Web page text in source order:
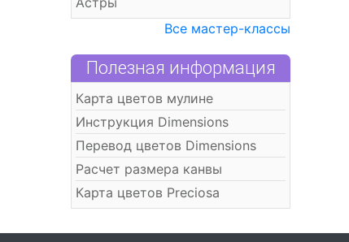
Все мастер-классы
Полезная информация
Карта цветов мулине
Инструкция Dimensions
Перевод цветов Dimensions
Расчет размера канвы
Карта цветов Preciosa